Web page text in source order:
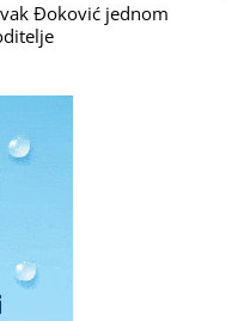
Đoković jednom